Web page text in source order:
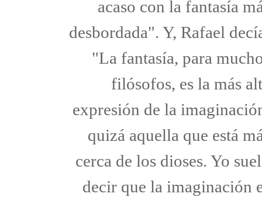
acaso con la fantasía
desbordada". Y, Rafael
"La fantasía, para
filósofos, es la más
expresión de la
quizá aquella que está
cerca de los dioses. Yo
decir que la imaginación